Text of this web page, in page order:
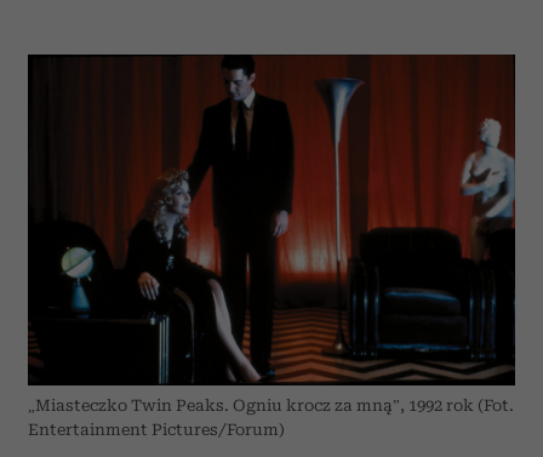
„Miasteczko Twin Peaks. Ogniu krocz za mną”, 1992 rok (Fot.
Entertainment Pictures/Forum)